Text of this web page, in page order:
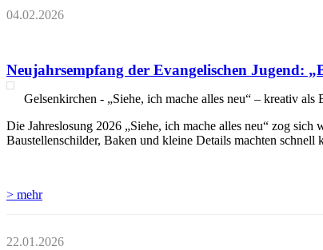
04.02.2026
Neujahrsempfang der Evangelischen Jugend:
Gelsenkirchen - „Siehe, ich mache alles neu“ – kreativ als
Die Jahreslosung 2026 „Siehe, ich mache alles neu“ zog
Baustellenschilder, Baken und kleine Details machten
> mehr
22.01.2026